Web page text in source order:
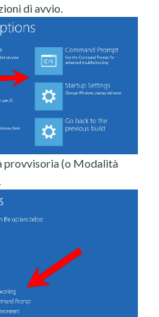
di avvio.
provvisoria (o Modalità